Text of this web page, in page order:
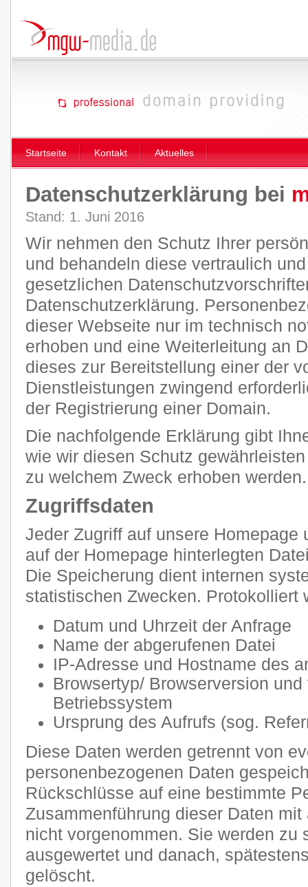
Startseite Kontakt Aktuelles
Datenschutzerklärung bei
Stand: 1. Juni 2016
Wir nehmen den Schutz Ihrer
und behandeln diese vertraulich
gesetzlichen
Datenschutzerklärung.
dieser Webseite nur im technisch
erhoben und eine Weiterleitung an
dieses zur Bereitstellung einer der
Dienstleistungen zwingend
der Registrierung einer Domain.
Die nachfolgende Erklärung gibt
wie wir diesen Schutz
zu welchem Zweck erhoben werden.
Zugriffsdaten
Jeder Zugriff auf unsere Homepage
auf der Homepage hinterlegten
Die Speicherung dient internen
statistischen Zwecken. Protokolliert
Datum und Uhrzeit der Anfrage
Name der abgerufenen Datei
IP-Adresse und Hostname des
Browsertyp/ Browserversion
Betriebssystem
Ursprung des Aufrufs (sog.
Diese Daten werden getrennt von
personenbezogenen Daten
Rückschlüsse auf eine bestimmte
Zusammenführung dieser Daten
nicht vorgenommen. Sie werden zu
ausgewertet und danach,
gelöscht.